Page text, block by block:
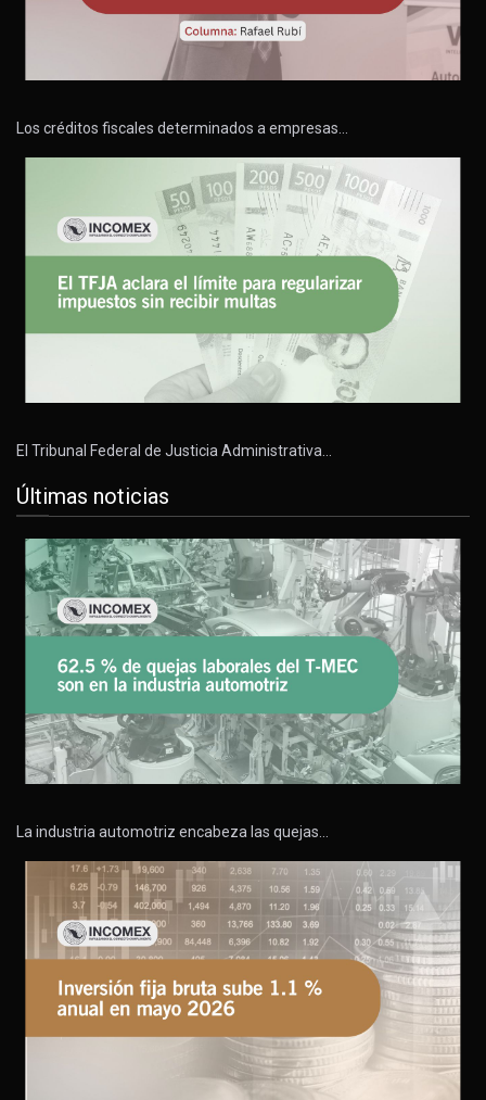
Los créditos fiscales determinados a empresas…
El Tribunal Federal de Justicia Administrativa…
Últimas noticias
La industria automotriz encabeza las quejas…